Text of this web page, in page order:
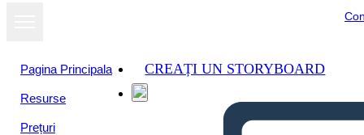
Pagina Principala
Resurse
Prețuri
CREAȚI UN STORYBOARD